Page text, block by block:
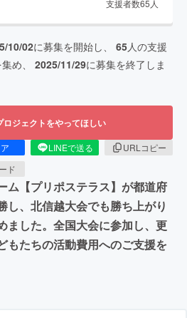
支援者数65 人
10/02に募集を開始し、 65人の支援
め、 2025/11/29に募集を終了しま
ロジェクトをやってほしい
LINEで送る
URLコピー
ド
ム【プリポステラス】が都道府
し、北信越大会でも勝ち上がり
ました。全国大会に参加し、更
もたちの活動費用へのご支援を